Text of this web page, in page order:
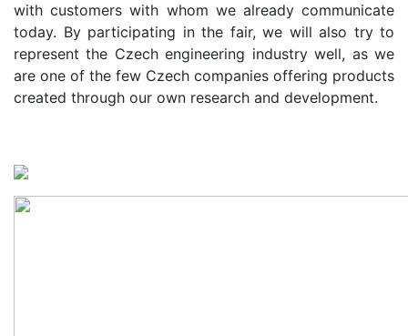
with customers with whom we already communicate
today. By participating in the fair, we will also try to
represent the Czech engineering industry well, as we
are one of the few Czech companies offering products
created through our own research and development.